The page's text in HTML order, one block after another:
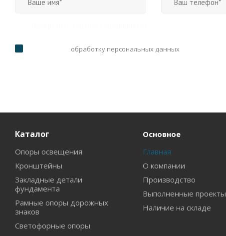
обработку персональных данных
Каталог
Опоры освещения
Кронштейны
Закладные детали
фундамента
Рамные опоры дорожных
знаков
Светофорные опоры
Основное
Главная
О компании
Производство
Выполненные проекты
Наличие на складе